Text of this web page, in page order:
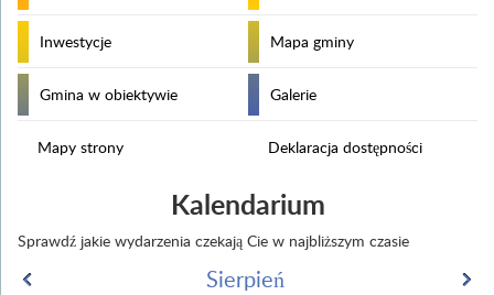
Inwestycje Mapa gminy
Gmina w obiektywie Galerie
Mapy strony Deklaracja dostępności
Kalendarium
Sprawdź jakie wydarzenia czekają Cie w najbliższym czasie
Sierpień